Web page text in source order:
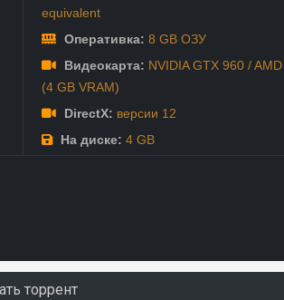
equivalent
Оперативка: 8 GB ОЗУ
Видеокарта: NVIDIA GTX 960 /
(4 GB VRAM)
DirectX: версии 12
На диске: 4 GB
торрент